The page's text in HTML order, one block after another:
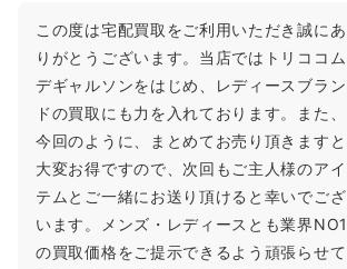
この度は宅配買取をご利用いただき誠にあ
りがとうございます。当店ではトリココム
デギャルソンをはじめ、レディースブラン
ドの買取にも力を入れております。また、
今回のように、まとめてお売り頂きますと
大変お得ですので、次回もご主人様のアイ
テムとご一緒にお送り頂けると幸いでござ
います。メンズ・レディースとも業界NO1
の買取価格をご提示できるよう頑張らせて